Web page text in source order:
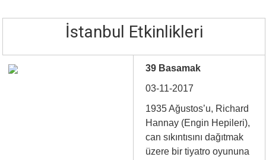
İstanbul Etkinlikleri
39 Basamak
03-11-2017
1935 Ağustos’u, Richard
Hannay (Engin Hepileri),
can sıkıntısını dağıtmak
üzere bir tiyatro oyununa